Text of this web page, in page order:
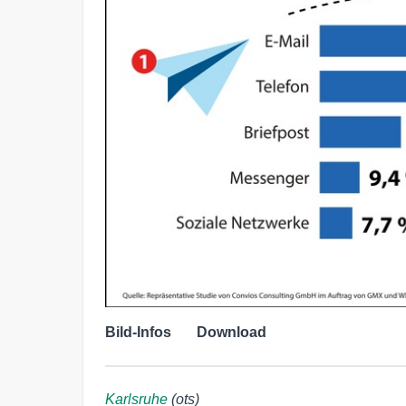
Bild-Infos Download
Karlsruhe (ots)